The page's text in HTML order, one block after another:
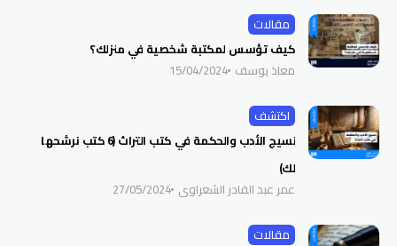
مقالات
كيف تؤسس لمكتبة شخصية في منزلك؟
معاذ يوسف 15/04/2024
اكتشف
نسيج الأدب والحكمة في كتب التراث (6 كتب نرشحها
لك)
عمر عبد القادر الشعراوي 27/05/2024
مقالات